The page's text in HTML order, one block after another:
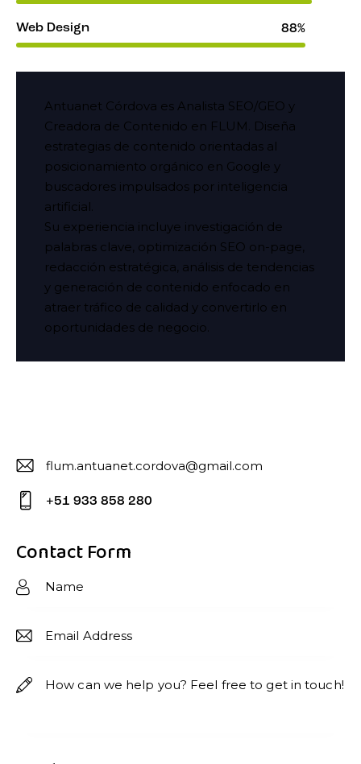
Web Design 88%
Antuanet Córdova es Analista SEO/GEO y
Creadora de Contenido en FLUM. Diseña
estrategias de contenido orientadas al
posicionamiento orgánico en Google y
buscadores impulsados por inteligencia
artificial.
Su experiencia incluye investigación de
palabras clave, optimización SEO on-page,
redacción estratégica, análisis de tendencias
y generación de contenido enfocado en
atraer tráfico de calidad y convertirlo en
oportunidades de negocio.
E-
m
flum.antuanet.cordova@gmail.com
ho
:
+51 933 858 280
Contact Form